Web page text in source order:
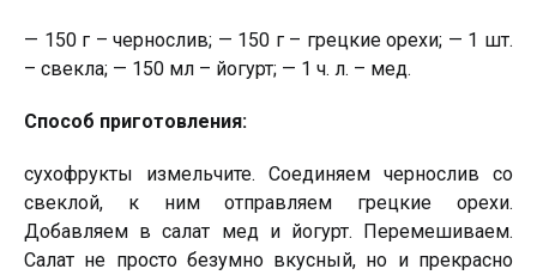
— 150 г – чернослив; — 150 г – грецкие орехи; — 1 шт.
– свекла; — 150 мл – йогурт; — 1 ч. л. – мед.
Способ приготовления:
сухофрукты измельчите. Соединяем чернослив со
свеклой, к ним отправляем грецкие орехи.
Добавляем в салат мед и йогурт. Перемешиваем.
Салат не просто безумно вкусный, но и прекрасно